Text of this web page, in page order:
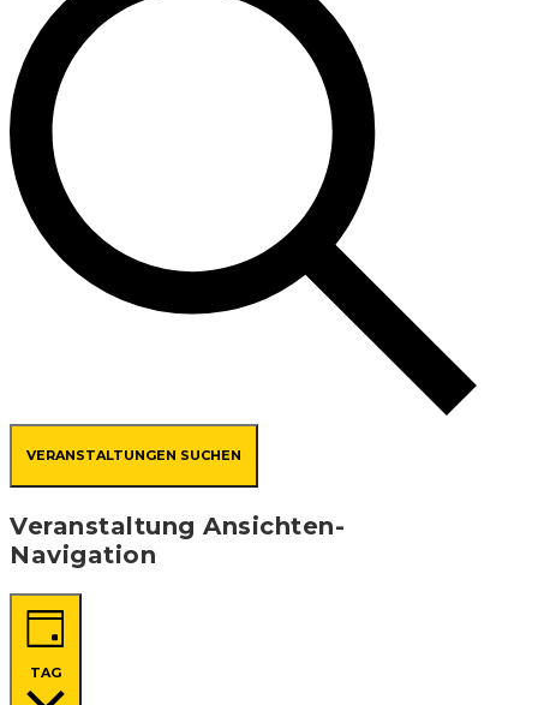
VERANSTALTUNGEN SUCHEN
Veranstaltung Ansichten-
Navigation
TAG